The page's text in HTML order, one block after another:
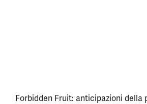
Forbidden Fruit: anticipazioni della